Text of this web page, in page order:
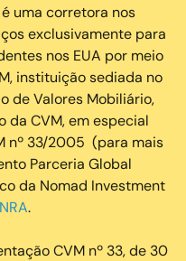
uma corretora nos
exclusivamente para
nos EUA por meio
instituição sediada no
de Valores Mobiliário,
da CVM, em especial
nº 33/2005 (para mais
Parceria Global
da Nomad Investment
.
CVM nº 33, de 30